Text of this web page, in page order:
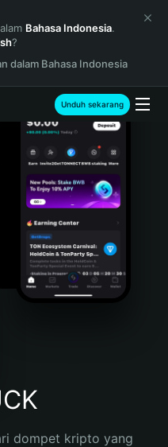
Bahasa Indonesia.
?
dalam Bahasa Indonesia
Unduh sekarang
dompet kripto yang